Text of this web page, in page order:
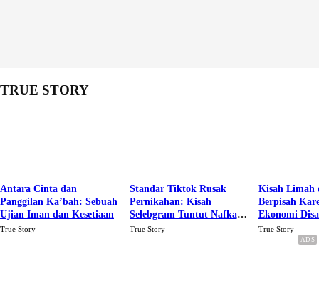
TRUE STORY
Antara Cinta dan
Panggilan Ka’bah: Sebuah
Ujian Iman dan Kesetiaan
True Story
Standar Tiktok Rusak
Pernikahan: Kisah
Selebgram Tuntut Nafkah
Rp.15 Juta Perbulan
True Story
Kisah Limah
Berpisah
Ekonomi
Karena Cinta
True Story